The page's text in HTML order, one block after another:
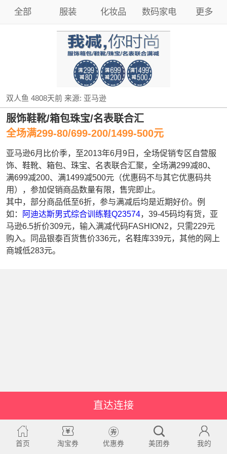
全部 服装 化妆品 数码家电 更多
双人鱼 4808天前来源: 亚马逊
服饰鞋靴/箱包珠宝/名表联合汇
全场满299-80/699-200/1499-500元
亚马逊6月比价季，至2013年6月9日，全场促销专区自营服
饰、鞋靴、箱包、珠宝、名表联合汇聚，全场满299减80、
满699减200、满1499减500元（优惠码不与其它优惠码共
用），参加促销商品数量有限，售完即止。
其中，部分商品低至6折，参与满减后均是近期好价。例
如： 阿迪达斯男式综合训练鞋Q23574，39-45码均有货，亚
马逊6.5折价309元，输入满减代码FASHION2，只需229元
购入。同品银泰百货售价336元，名鞋库339元，其他的网上
商城低283元。
直达连接
首页 淘宝券 优惠券 美团券 我的